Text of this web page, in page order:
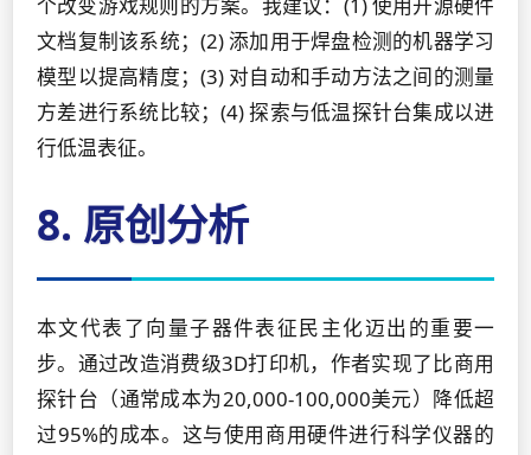
文档复制该系统；(2) 添加用于焊盘检测的机器学习
模型以提高精度；(3) 对自动和手动方法之间的测量
方差进行系统比较；(4) 探索与低温探针台集成以进
行低温表征。
8. 原创分析
本文代表了向量子器件表征民主化迈出的重要一
步。通过改造消费级3D打印机，作者实现了比商用
探针台（通常成本为20,000-100,000美元）降低超
过95%的成本。这与使用商用硬件进行科学仪器的